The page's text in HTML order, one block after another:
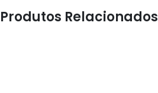
Produtos Relacionados